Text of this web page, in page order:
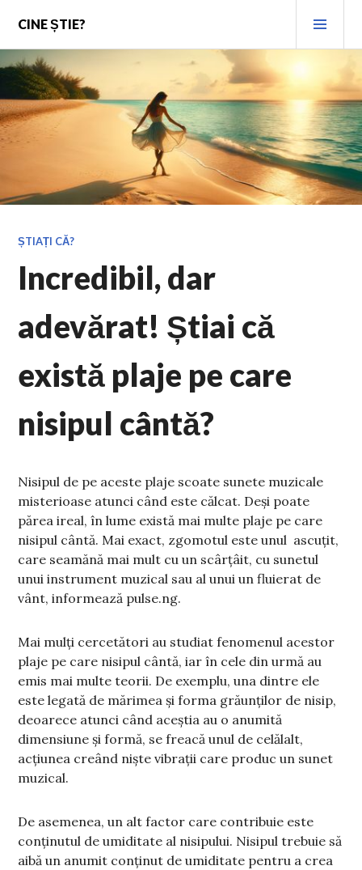
content
CINE ȘTIE?
ȘTIAȚI CĂ?
Incredibil, dar
adevărat! Știai că
există plaje pe care
nisipul cântă?
Nisipul de pe aceste plaje scoate sunete muzicale
misterioase atunci când este călcat. Deși poate
părea ireal, în lume există mai multe plaje pe care
nisipul cântă. Mai exact, zgomotul este unul ascuțit,
care seamănă mai mult cu un scârțâit, cu sunetul
unui instrument muzical sau al unui un fluierat de
vânt, informează pulse.ng.
Mai mulți cercetători au studiat fenomenul acestor
plaje pe care nisipul cântă, iar în cele din urmă au
emis mai multe teorii. De exemplu, una dintre ele
este legată de mărimea și forma grăunților de nisip,
deoarece atunci când aceștia au o anumită
dimensiune și formă, se freacă unul de celălalt,
acțiunea creând niște vibrații care produc un sunet
muzical.
De asemenea, un alt factor care contribuie este
conținutul de umiditate al nisipului. Nisipul trebuie să
aibă un anumit conținut de umiditate pentru a crea